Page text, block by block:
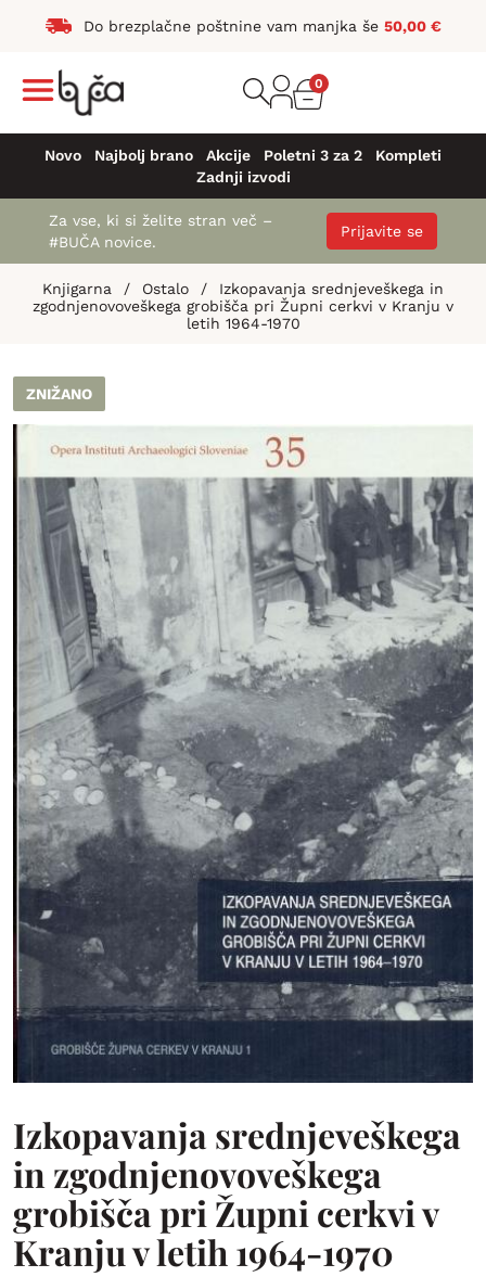
Do brezplačne poštnine vam manjka še 50,00 €
0
Novo Najbolj brano Akcije Poletni 3 za 2
Kompleti
Zadnji izvodi
Za vse, ki si želite stran več –
#BUČA novice.
Prijavite se
Knjigarna / Ostalo /
Izkopavanja srednjeveškega in
zgodnjenovoveškega grobišča pri Župni cerkvi v Kranju v
letih 1964-1970
ZNIŽANO
Izkopavanja srednjeveškega
in zgodnjenovoveškega
grobišča pri Župni cerkvi v
Kranju v letih 1964-1970